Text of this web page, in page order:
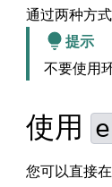
通过两种方
提示
不要使用
使用
您可以直接